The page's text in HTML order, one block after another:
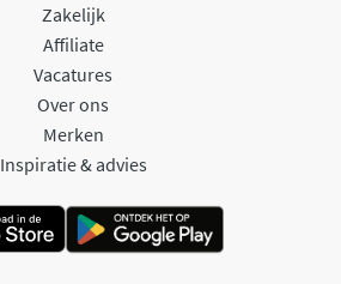
Zakelijk
Affiliate
Vacatures
Over ons
Merken
Inspiratie & advies